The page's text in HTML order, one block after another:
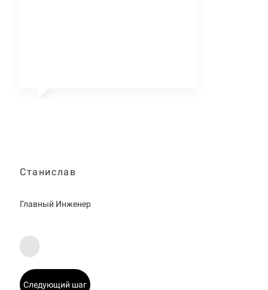
Станислав
Главный Инженер
Следующий шаг